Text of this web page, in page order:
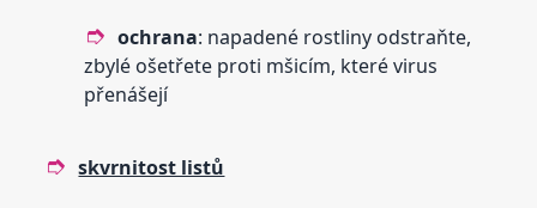
ochrana: napadené rostliny odstraňte,
zbylé ošetřete proti mšicím, které virus
přenášejí
skvrnitost listů